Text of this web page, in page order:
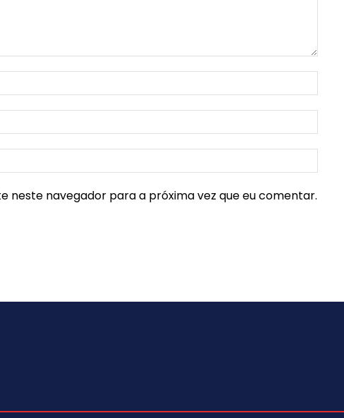
neste navegador para a próxima vez que eu comentar.